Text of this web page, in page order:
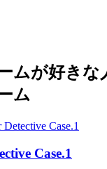
ムが好きな
ム
Case.1